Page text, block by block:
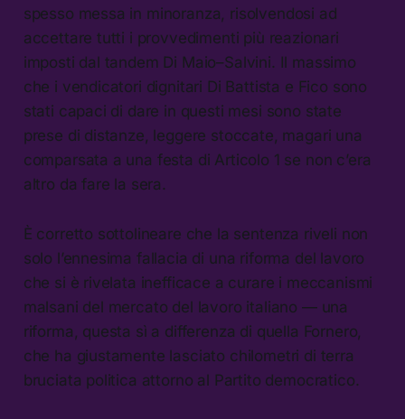
spesso messa in minoranza, risolvendosi ad
accettare tutti i provvedimenti più reazionari
imposti dal tandem Di Maio–Salvini. Il massimo
che i vendicatori dignitari Di Battista e Fico sono
stati capaci di dare in questi mesi sono state
prese di distanze, leggere stoccate, magari una
comparsata a una festa di Articolo 1 se non c’era
altro da fare la sera.
È corretto sottolineare che la sentenza riveli non
solo l’ennesima fallacia di una riforma del lavoro
che si è rivelata inefficace a curare i meccanismi
malsani del mercato del lavoro italiano — una
riforma, questa sì a differenza di quella Fornero,
che ha giustamente lasciato chilometri di terra
bruciata politica attorno al Partito democratico.